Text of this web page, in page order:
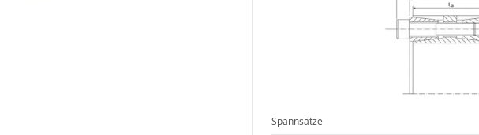
Spannsätze